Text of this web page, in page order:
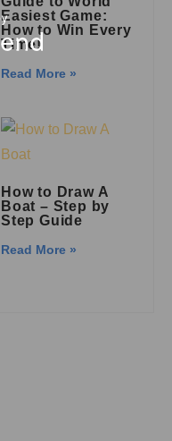
Easiest Game:
How to Win Every
Time!
Read More »
How to Draw A
Boat – Step by
Step Guide
Read More »